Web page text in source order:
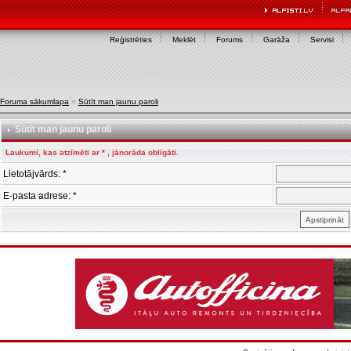
Reģistrēties Meklēt Forums Garāža Servisi
Foruma sākumlapa » Sūtīt man jaunu paroli
Sūtīt man jaunu paroli
Laukumi, kas atzīmēti ar * , jānorāda obligāti.
Lietotājvārds: *
E-pasta adrese: *